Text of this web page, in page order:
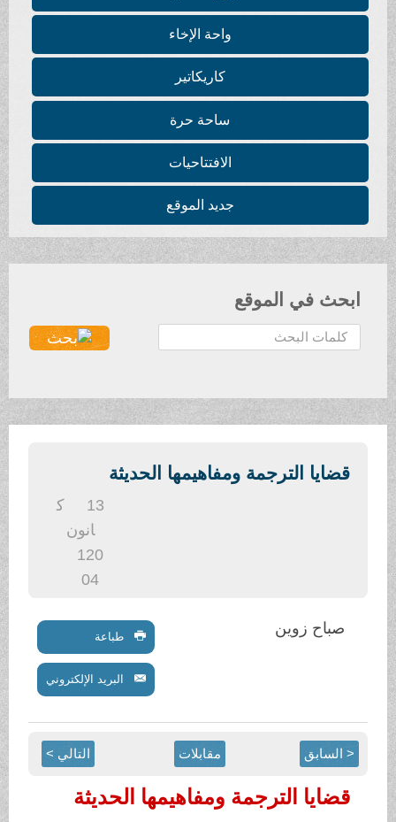
واحة الإخاء
كاريكاتير
ساحة حرة
الافتتاحيات
جديد الموقع
ابحث في الموقع
ح
ث
قضايا الترجمة ومفاهيمها الحديثة
انون
120
04
صباح زوين طباعة
البريد الإلكتروني
< السابق مقابلات التالي >
قضايا الترجمة ومفاهيمها الحديثة